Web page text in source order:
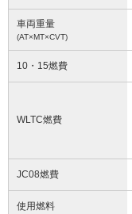
車両重量
(AT×MT×CVT)
10・15燃費
WLTC燃費
JC08燃費
使用燃料